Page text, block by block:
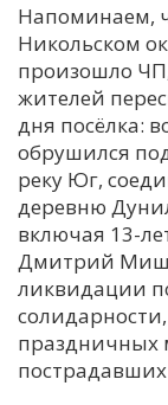
М
Н
Напоминаем,
Никольском
произошло
жителей
дня посёлка:
обрушился
реку Юг,
деревню
включая 13-
Дмитрий
ликвидации
праздничных